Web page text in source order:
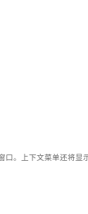
口。上下文菜单还将显